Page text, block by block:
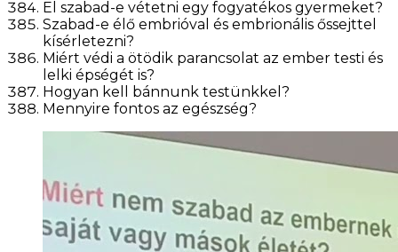
El szabad-e vétetni egy fogyatékos gyermeket?
Szabad-e élő embrióval és embrionális őssejttel
kísérletezni?
Miért védi a ötödik parancsolat az ember testi és
lelki épségét is?
Hogyan kell bánnunk testünkkel?
Mennyire fontos az egészség?